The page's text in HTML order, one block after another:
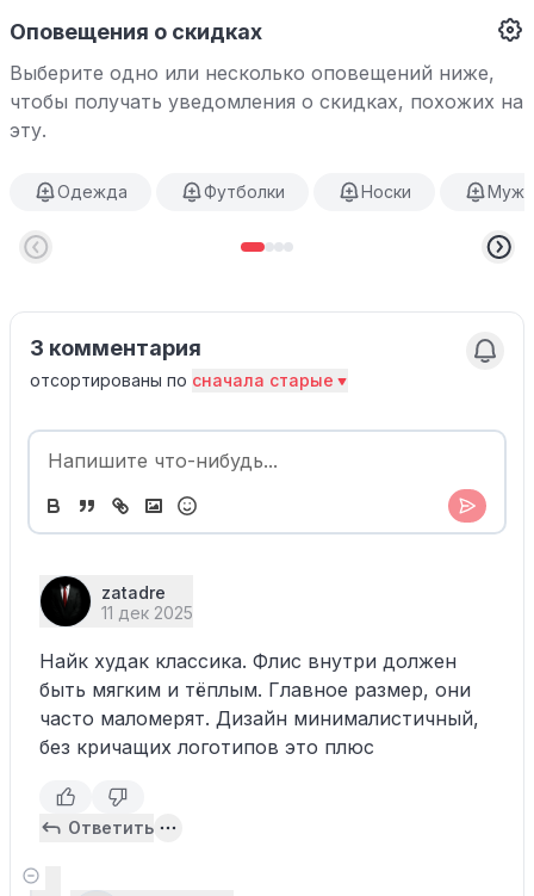
Оповещения о скидках
Выберите одно или несколько оповещений ниже,
чтобы получать уведомления о скидках, похожих на
эту.
Одежда Футболки Носки
3 комментария
отсортированы по сначала старые
zatadre
11 дек 2025
Найк худак классика. Флис внутри должен
быть мягким и тёплым. Главное размер, они
часто маломерят. Дизайн минималистичный,
без кричащих логотипов это плюс
Ответить